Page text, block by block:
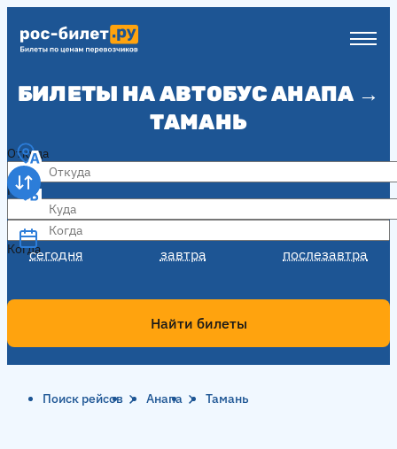
БИЛЕТЫ НА АВТОБУС АНАПА →
ТАМАНЬ
Откуда
Куда
Когда
сегодня завтра послезавтра
Когда
Найти билеты
Поиск рейсов Анапа Тамань